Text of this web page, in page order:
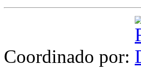
Coordinado por: